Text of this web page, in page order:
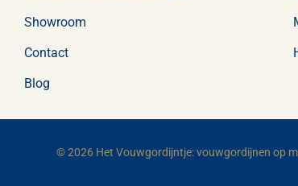
Showroom
Contact
Blog
© 2026 Het Vouwgordijntje: vouwgordijnen op